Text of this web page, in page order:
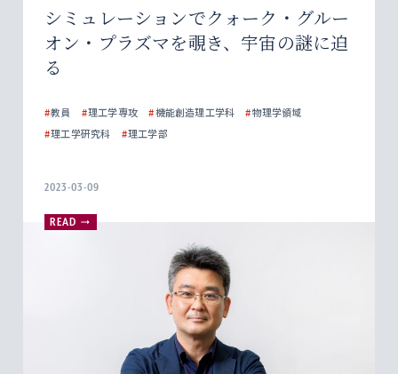
シミュレーションでクォーク・グルー
オン・プラズマを覗き、宇宙の謎に迫
る
#教員 #理工学専攻 #機能創造理工学科 #物理学領域
#理工学研究科 #理工学部
2023-03-09
READ